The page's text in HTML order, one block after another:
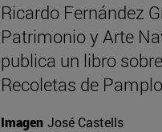
Ricardo Fernández
Patrimonio y Arte
publica un libro
Recoletas de
Imagen José Castells